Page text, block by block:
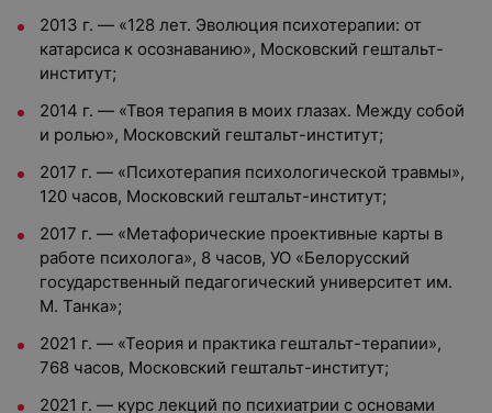
2013 г. — «128 лет. Эволюция психотерапии: от
катарсиса к осознаванию», Московский гештальт-
институт;
2014 г. — «Твоя терапия в моих глазах. Между собой
и ролью», Московский гештальт-институт;
2017 г. — «Психотерапия психологической травмы»,
120 часов, Московский гештальт-институт;
2017 г. — «Метафорические проективные карты в
работе психолога», 8 часов, УО «Белорусский
государственный педагогический университет им.
М. Танка»;
2021 г. — «Теория и практика гештальт-терапии»,
768 часов, Московский гештальт-институт;
2021 г. — курс лекций по психиатрии с основами